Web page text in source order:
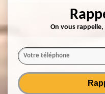
On vous